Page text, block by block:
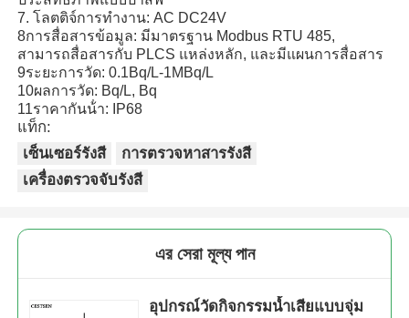
ทัวร์โรงงาน
ควบคุมคุณภาพ
ติดต่อเรา
7. โลตติจ์การทํางาน: AC DC24V
8การสื่อสารข้อมูล: มีมาตรฐาน Modbus RTU 485,
สามารถสื่อสารกับ PLCS แหล่งหลัก, และมีแผนการสื่อสาร
9ระยะการวัด: 0.1Bq/L-1MBq/L
10ผลการวัด: Bq/L, Bq
11ราคากันน้ํา: IP68
แท็ก:
เซ็นเซอร์รังสี
การตรวจหาสารรังสี
เครื่องตรวจจับรังสี
এর সেরা মূল্য পান
อุปกรณ์วัดกิจกรรมน้ำเสียแบบจุ่ม